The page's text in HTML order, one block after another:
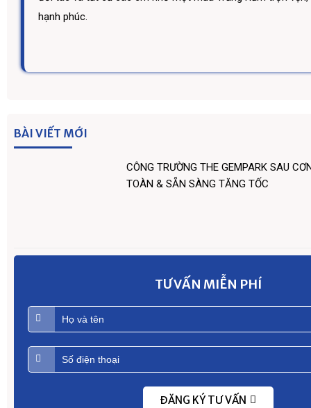
hạnh phúc.
BÀI VIẾT MỚI
CÔNG TRƯỜNG THE GEMPARK SAU
TOÀN & SẴN SÀNG TĂNG TỐC
TƯ VẤN MIỄN PHÍ
ĐĂNG KÝ TƯ VẤN